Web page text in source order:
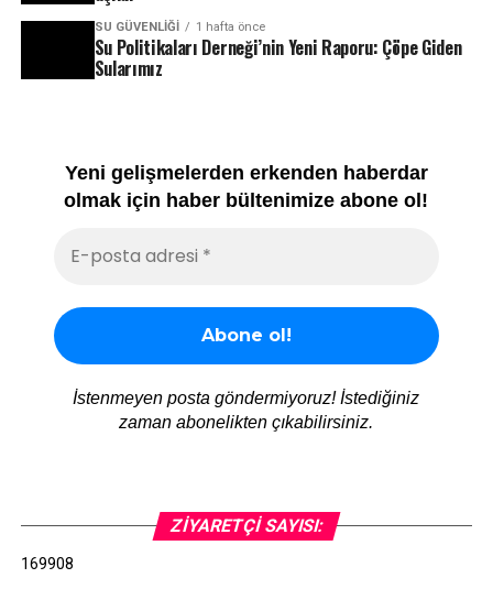
SU GÜVENLIĞI 1 hafta önce
Su Politikaları Derneği’nin Yeni Raporu: Çöpe Giden
Sularımız
Yeni gelişmelerden erkenden haberdar
olmak için haber bültenimize abone ol!
İstenmeyen posta göndermiyoruz! İstediğiniz
zaman abonelikten çıkabilirsiniz.
ZIYARETÇI SAYISI:
169908